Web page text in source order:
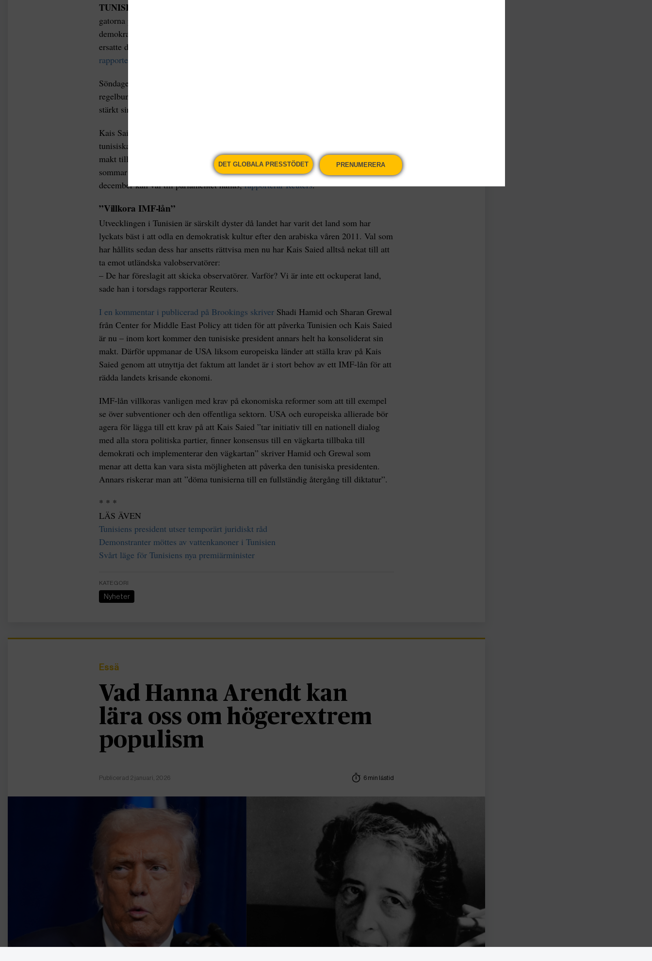
TUNISIEN |
gatorna på söndagen och krävde att president Kais Saied åter för landet i en
demokratisk riktning. Protester riktades också mot att presidenten i förra veckan
ersatte den tidigare oberoende valkommissionen med en han själv har utsett,
rapporterar Reuters
Söndagens demonstration var den största på en månad. Protester har annars hållits
regelbundet sedan president Kais Saied, med stöd av andra delar av befolkningen,
stärkt sin makt på bekostnad av regering och parlament.
Kais Saied stängde Tunisiens parlament i juli förra året och sparkade samtidigt den
tunisiska regeringen. Sedan dess har han i flera olika steg konsoliderat allt större
makt till presidentposten och gav i höstas sig själv rätt att styra genom dekret. Till i
sommar är en folkomröstning planerad kring landets grundlag från 2014, och i
december kan val till parlamentet hållas,rapporterar Reuters.
”Villkora IMF-lån”
Utvecklingen i Tunisien är särskilt dyster då landet har varit det land som har
lyckats bäst i att odla en demokratisk kultur efter den arabiska våren 2011. Val som
har hållits sedan dess har ansetts rättvisa men nu har Kais Saied alltså nekat till att
ta emot utländska valobservatörer:
– De har föreslagit att skicka observatörer. Varför? Vi är inte ett ockuperat land,
sade han i torsdags rapporterar Reuters.
I en kommentar i publicerad på Brookings skriver Shadi Hamid och Sharan Grewal
från Center for Middle East Policy att tiden för att påverka Tunisien och Kais Saied
är nu – inom kort kommer den tunisiske president annars helt ha konsoliderat sin
makt. Därför uppmanar de USA liksom europeiska länder att ställa krav på Kais
Saied genom att utnyttja det faktum att landet är i stort behov av ett IMF-lån för att
rädda landets krisande ekonomi.
IMF-lån villkoras vanligen med krav på ekonomiska reformer som att till exempel
se över subventioner och den offentliga sektorn. USA och europeiska allierade bör
agera för lägga till ett krav på att Kais Saied ”tar initiativ till en nationell dialog
med alla stora politiska partier, finner konsensus till en vägkarta tillbaka till
demokrati och implementerar den vägkartan” skriver Hamid och Grewal som
menar att detta kan vara sista möjligheten att påverka den tunisiska presidenten.
Annars riskerar man att ”döma tunisierna till en fullständig återgång till diktatur”.
* * *
LÄS ÄVEN
Tunisiens president utser temporärt juridiskt råd
Demonstranter möttes av vattenkanoner i Tunisien
Svårt läge för Tunisiens nya premiärminister
KATEGORI
Nyheter
Essä
Vad Hanna Arendt kan
lära oss om högerextrem
populism
Publicerad 2 januari, 2026 6 min lästid
DET GLOBALA PRESSTÖDET PRENUMERERA